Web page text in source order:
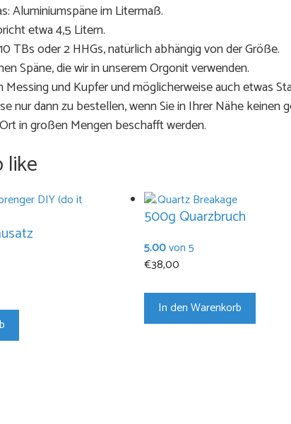
Aluminiumspäne im Litermaß.
etwa 4,5 Litern.
TBs oder 2 HHGs, natürlich abhängig von der Größe.
Späne, die wir in unserem Orgonit verwenden.
Messing und Kupfer und möglicherweise auch etwas
nur dann zu bestellen, wenn Sie in Ihrer Nähe
in großen Mengen beschafft werden.
like
500g Quarzbruch
5.00von 5
€38,00
In den Warenkorb